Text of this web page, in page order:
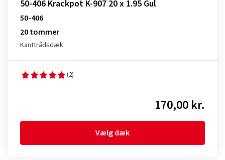
50-406 Krackpot K-907 20 x 1.95 Gul
50-406
20 tommer
Kanttrådsdæk
(2)
170,00 kr.
Vælg dæk